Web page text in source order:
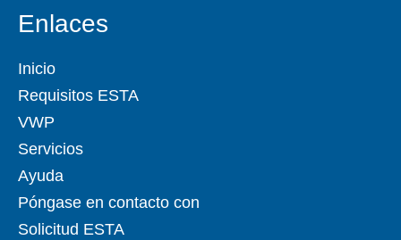
Enlaces
Inicio
Requisitos ESTA
VWP
Servicios
Ayuda
Póngase en contacto con
Solicitud ESTA